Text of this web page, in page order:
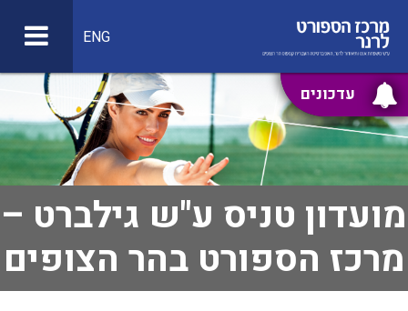
עדכונים
ENG
מועדון טניס ע"ש גילברט –
מרכז הספורט בהר הצופים